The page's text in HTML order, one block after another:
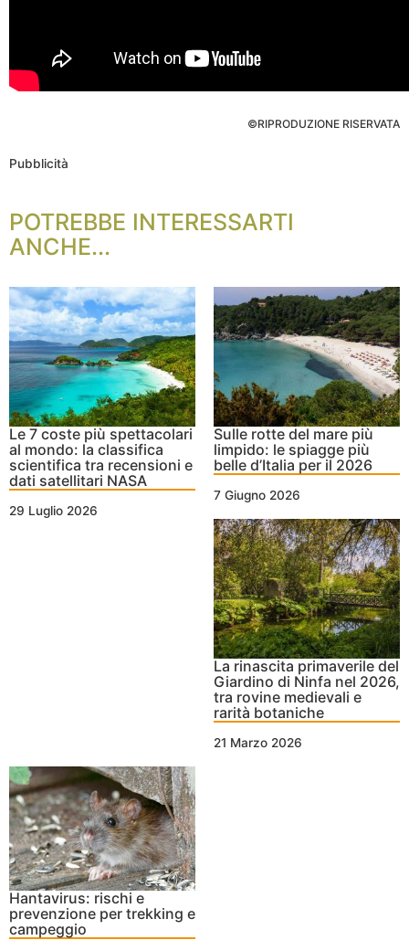
©RIPRODUZIONE RISERVATA
Pubblicità
POTREBBE INTERESSARTI
ANCHE...
Le 7 coste più spettacolari
al mondo: la classifica
scientifica tra recensioni e
dati satellitari NASA
29 Luglio 2026
Sulle rotte del mare più
limpido: le spiagge più
belle d’Italia per il 2026
7 Giugno 2026
La rinascita primaverile del
Giardino di Ninfa nel 2026,
tra rovine medievali e
rarità botaniche
21 Marzo 2026
Hantavirus: rischi e
prevenzione per trekking e
campeggio